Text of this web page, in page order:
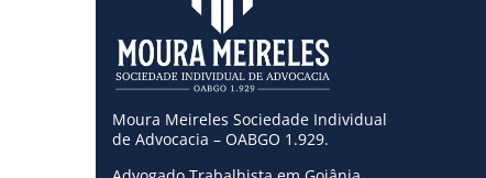
Moura Meireles Sociedade Individual
de Advocacia – OABGO 1.929.